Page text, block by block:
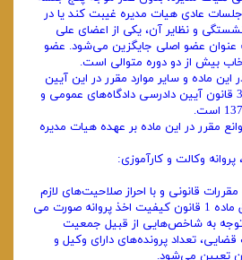
عادی هیات ‌مدیره غیبت کند یا در
و نظایر آن، یکی از اعضای علی
‌عنوان عضو اصلی جایگزین می‌شود. عضو
بیش از دو دوره متوالی است.
در این ماده و سایر موارد مقرر در این آیین
نامه مصادیق مذکور در ماده 306 قانون آیین دادرسی دادگاه‌های عمومی و
موانع مقرر در این ماده بر عهده هیات ‌مدیره
وکالت و کارآموزی:
قانونی و با احراز صلاحیت‌های لازم
به ‌صورت رقابتی و سالانه مطابق ماده 1 قانون کیفیت اخذ پروانه صورت می
توجه به شاخص‌هایی از قبیل جمعیت
تعداد پرونده‌های دارای وکیل و
تعیین می‌شود.